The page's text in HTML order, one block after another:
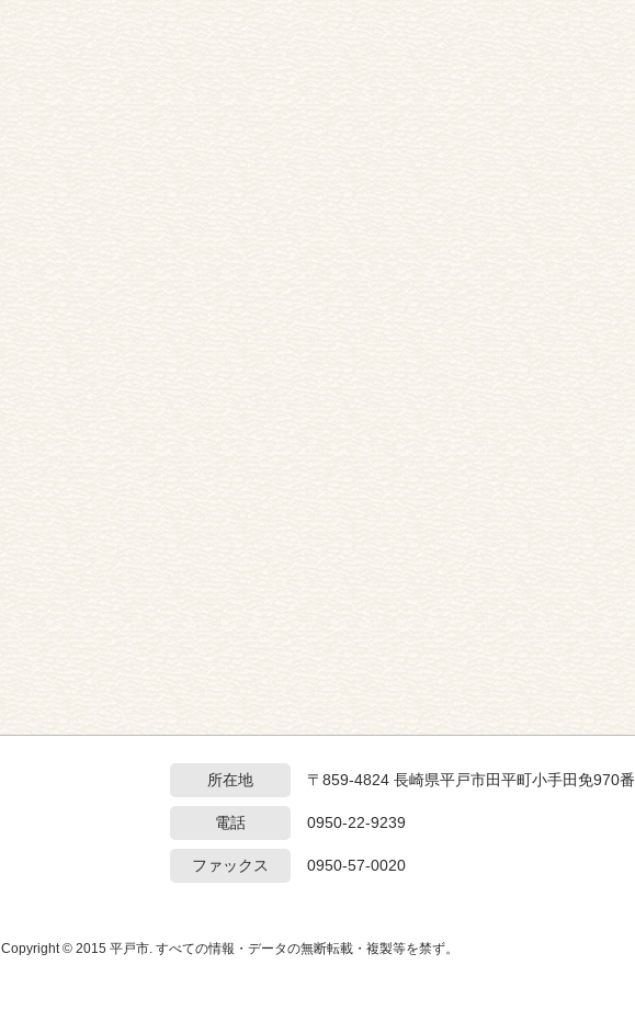
所在地 〒859-4824 長崎県平戸市田平町小手田免970番
電話 0950-22-9239
ファックス 0950-57-0020
Copyright © 2015 平戸市. すべての情報・データの無断転載・複製等を禁ず。